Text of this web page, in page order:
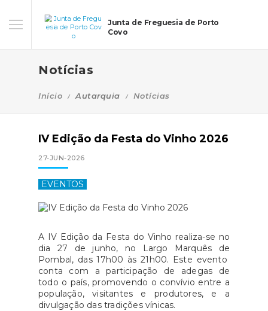
Junta de Freguesia de Porto
Covo
Notícias
Início Autarquia Notícias
IV Edição da Festa do Vinho 2026
27-JUN-2026
EVENTOS
A IV Edição da Festa do Vinho realiza-se no
dia 27 de junho, no Largo Marquês de
Pombal, das 17h00 às 21h00. Este evento
conta com a participação de adegas de
todo o país, promovendo o convívio entre a
população, visitantes e produtores, e a
divulgação das tradições vínicas.